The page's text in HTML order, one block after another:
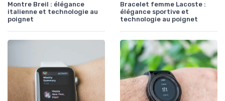
Montre Breil : élégance
italienne et technologie au
poignet
Bracelet femme Lacoste :
élégance sportive et
technologie au poignet